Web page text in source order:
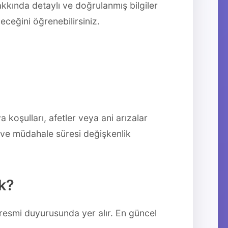
detaylı ve doğrulanmış bilgiler
öğrenebilirsiniz.
koşulları, afetler veya ani arızalar
müdahale süresi değişkenlik
duyurusunda yer alır. En güncel